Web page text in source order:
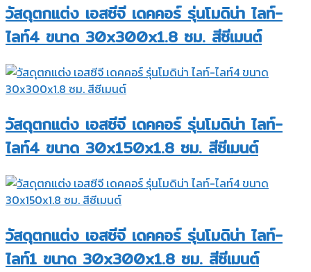
วัสดุตกแต่ง เอสซีจี เดคคอร์ รุ่นโมดิน่า ไลท์-
ไลท์4 ขนาด 30x300x1.8 ซม. สีซีเมนต์
วัสดุตกแต่ง เอสซีจี เดคคอร์ รุ่นโมดิน่า ไลท์-
ไลท์4 ขนาด 30x150x1.8 ซม. สีซีเมนต์
วัสดุตกแต่ง เอสซีจี เดคคอร์ รุ่นโมดิน่า ไลท์-
ไลท์1 ขนาด 30x300x1.8 ซม. สีซีเมนต์